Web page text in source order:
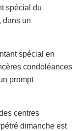
spécial du
dans un
spécial en
condoléances
prompt
centres
dimanche est